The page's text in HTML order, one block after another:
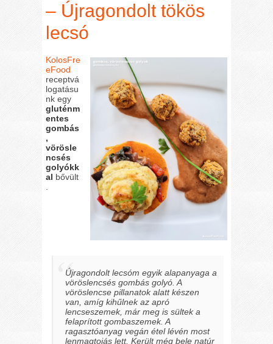
– Újragondolt tökös
lecsó
KolosFre
eFood
receptvá
logatásu
nk egy
gluténm
entes
gombás
,
vörösle
ncsés
golyókk
al bővült
Újragondolt lecsóm egyik alapanyaga a
vöröslencsés gombás golyó. A
vöröslencse pillanatok alatt készen
van, amíg kihűlnek az apró
lencseszemek, már meg is sültek a
felaprított gombaszemek. A
ragasztóanyag vegán étel lévén most
lenmagtojás lett. Került még bele natúr